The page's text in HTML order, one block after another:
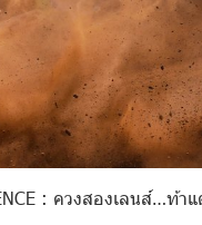
: ควงสองเลนส์…ท้า